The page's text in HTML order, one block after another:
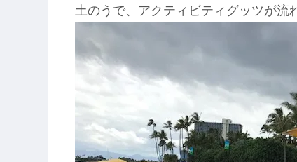
土のうで、アクティビティグッツが流